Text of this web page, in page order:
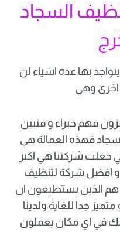
السجاد
بها عدة اشياء لن
وهي
فهم خبراء و فنيين
فهذه العمالة هي
جعلت شركتنا هي اكبر
افضل شركة لتنظيف
هم الذين يستطيعون ان
جدا للغاية ولدينا
في اي مكان يعملون